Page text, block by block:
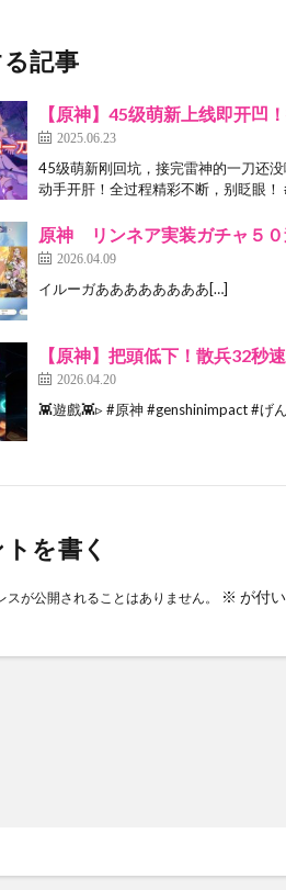
記事
【原神】45级萌新上线即开凹
2025.06.23
45级萌新刚回坑，接完雷神的一刀还
动手开肝！全过程精彩不断，别眨眼
原神 リンネア実装ガチャ５
2026.04.09
イルーガああああああああ[…]
【原神】把頭低下！散兵32秒
2026.04.20
👾遊戲👾▹ #原神 #genshinimpact #
を書く
スが公開されることはありません。 ※ が付